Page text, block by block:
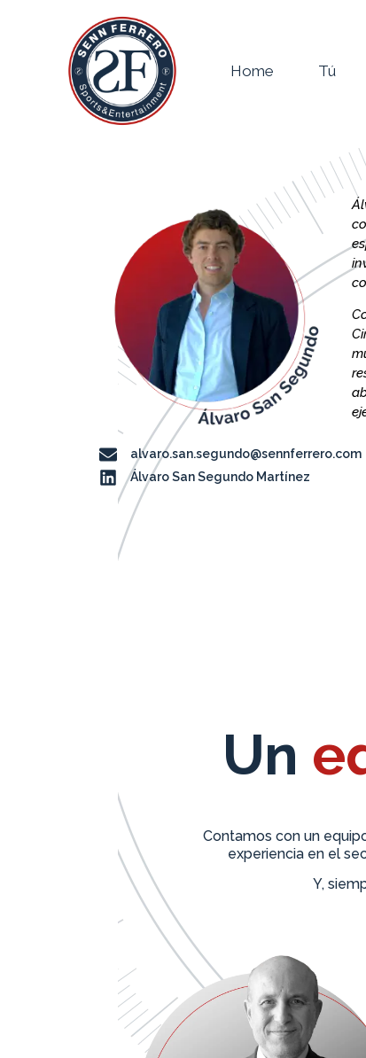
Home Tú
alvaro.san.segundo@sennferrero.com
Álvaro San Segundo Martínez
Un
Contamos con un
experiencia en el
Y,